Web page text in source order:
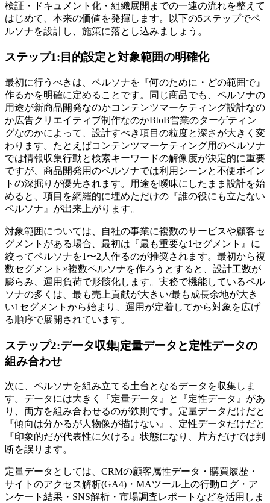
検証・ドキュメント化・組織展開までの一連の流れを整えて
はじめて、本来の価値を発揮します。以下の5ステップでペ
ルソナを設計し、施策に落とし込みましょう。
ステップ1:目的設定と対象範囲の明確化
最初に行うべきは、ペルソナを『何のために・どの範囲で』
作るかを明確に定めることです。同じ商品でも、ペルソナの
用途が新商品開発なのかコンテンツマーケティング設計なの
か広告クリエイティブ制作なのかBtoB営業のターゲティン
グなのかによって、設計すべき項目の粒度と深さが大きく変
わります。たとえばコンテンツマーケティング用のペルソナ
では情報収集行動と検索キーワードの解像度が決定的に重要
ですが、商品開発用のペルソナでは利用シーンと不便ポイン
トの深掘りが優先されます。用途を曖昧にしたまま設計を始
めると、項目を網羅的に埋めただけの『誰の役にも立たない
ペルソナ』が出来上がります。
対象範囲については、自社の事業に複数のサービスや顧客セ
グメントがある場合、最初は『最も重要な1セグメント』に
絞ってペルソナを1〜2人作るのが推奨されます。最初から複
数セグメント×複数ペルソナを作ろうとすると、設計工数が
膨らみ、運用負荷で形骸化します。実務で機能しているペル
ソナの多くは、最も売上貢献が大きい/最も成長余地が大き
い1セグメントから始まり、運用が定着してから対象を広げ
る順序で展開されています。
ステップ2:データ収集|定量データと定性データの
組み合わせ
次に、ペルソナを組み立てる土台となるデータを収集しま
す。データには大きく『定量データ』と『定性データ』があ
り、両方を組み合わせるのが鉄則です。定量データだけだと
『傾向は分かるが人物像が描けない』、定性データだけだと
『印象的だが代表性に欠ける』状態になり、片方だけでは判
断を誤ります。
定量データとしては、CRMの顧客属性データ・購買履歴・
サイトのアクセス解析(GA4)・MAツール上の行動ログ・ア
ンケート結果・SNS解析・市場調査レポートなどを活用しま